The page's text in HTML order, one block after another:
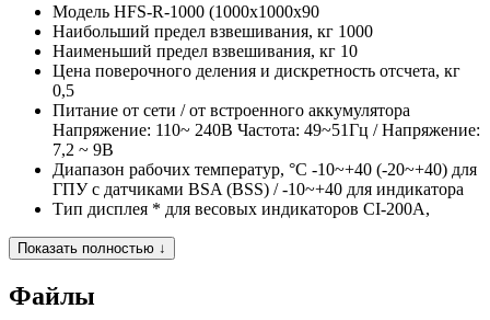
Модель HFS-R-1000 (1000x1000x90
Наибольший предел взвешивания, кг 1000
Наименьший предел взвешивания, кг 10
Цена поверочного деления и дискретность отсчета, кг
0,5
Питание от сети / от встроенного аккумулятора
Напряжение: 110~ 240В Частота: 49~51Гц / Напряжение:
7,2 ~ 9В
Диапазон рабочих температур, °C -10~+40 (-20~+40) для
ГПУ с датчиками BSA (BSS) / -10~+40 для индикатора
Тип дисплея * для весовых индикаторов CI-200A,
Показать полностью ↓
Файлы